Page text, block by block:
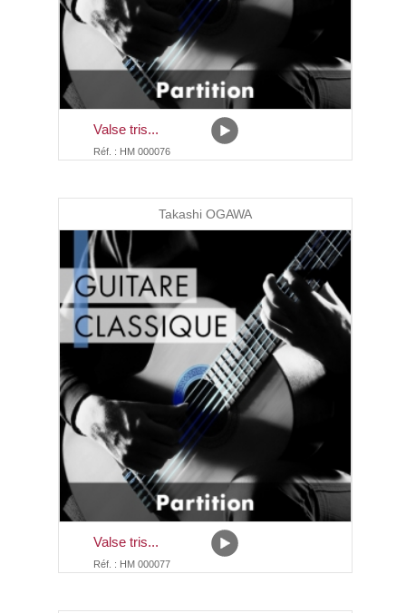
Valse tris...
Réf. : HM 000076
Takashi OGAWA
Valse tris...
Réf. : HM 000077